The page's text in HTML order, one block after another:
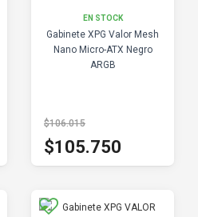
EN STOCK
Gabinete XPG Valor Mesh
Nano Micro-ATX Negro
ARGB
$106.015
$105.750